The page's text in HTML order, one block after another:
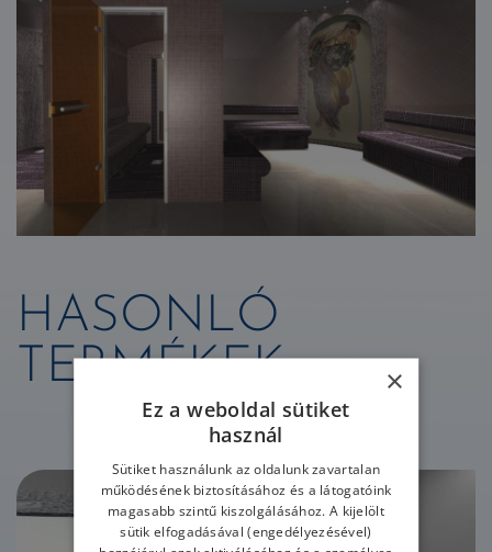
HASONLÓ
TERMÉKEK
MODELL 2 COMODO
×
Ez a weboldal sütiket
használ
Sütiket használunk az oldalunk zavartalan
működésének biztosításához és a látogatóink
magasabb szintű kiszolgálásához. A kijelölt
sütik elfogadásával (engedélyezésével)